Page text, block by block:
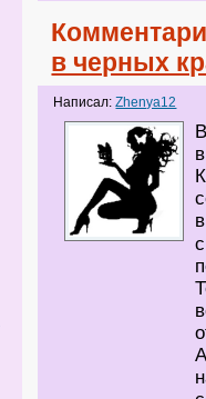
в черных
Написал:Zhenya12